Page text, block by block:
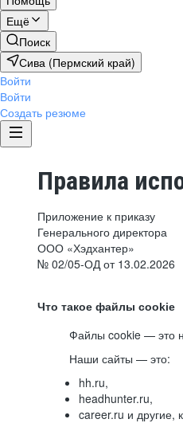
Ещё
Поиск
Сива (Пермский край)
Войти
Войти
Создать резюме
Правила
Приложение к приказу
Генерального директора
ООО «Хэдхантер»
№ 02/05-ОД от 13.02.2026
Что такое файлы cookie
Файлы cookie — это
Наши сайты — это:
hh.ru,
headhunter.ru,
career.ru и